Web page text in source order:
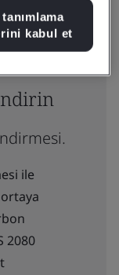
yapı
ile
2080
kabul et